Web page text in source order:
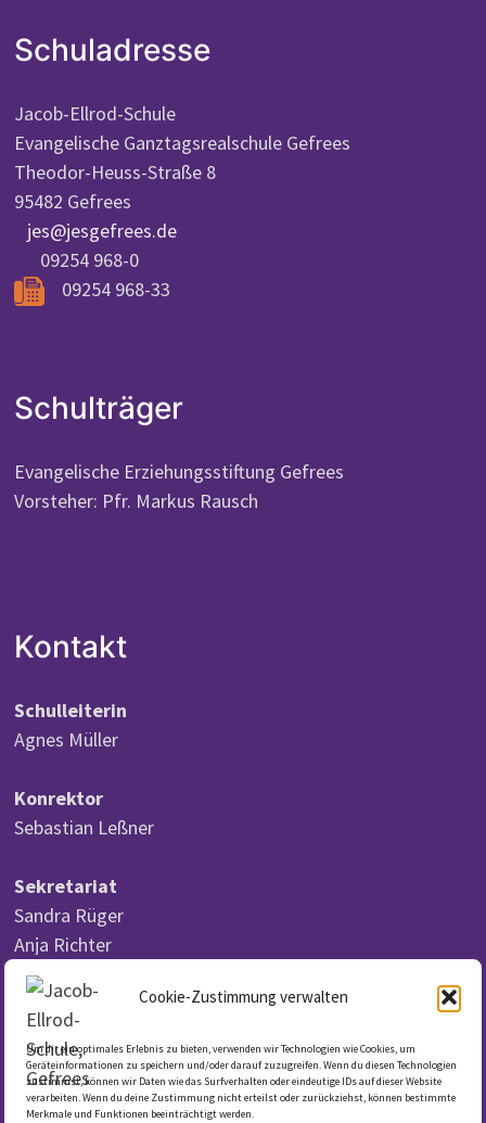
Cookie-Zustimmung verwalten
Um dir ein optimales Erlebnis zu bieten, verwenden wir Technologien wie Cookies, um
Geräteinformationen zu speichern und/oder darauf zuzugreifen. Wenn du diesen Technologien
zustimmst, können wir Daten wie das Surfverhalten oder eindeutige IDs auf dieser Website
verarbeiten. Wenn du deine Zustimmung nicht erteilst oder zurückziehst, können bestimmte
Merkmale und Funktionen beeinträchtigt werden.
Schuladresse
Jacob-Ellrod-Schule
Evangelische Ganztagsrealschule Gefrees
Theodor-Heuss-Straße 8
95482 Gefrees
jes@jesgefrees.de
09254 968-0
09254 968-33
Schulträger
Evangelische Erziehungsstiftung Gefrees
Vorsteher: Pfr. Markus Rausch
Kontakt
Schulleiterin
Agnes Müller
Konrektor
Sebastian Leßner
Sekretariat
Sandra Rüger
Anja Richter
DSGVO